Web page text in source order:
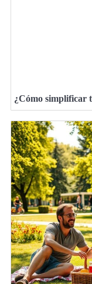
¿Cómo simplificar